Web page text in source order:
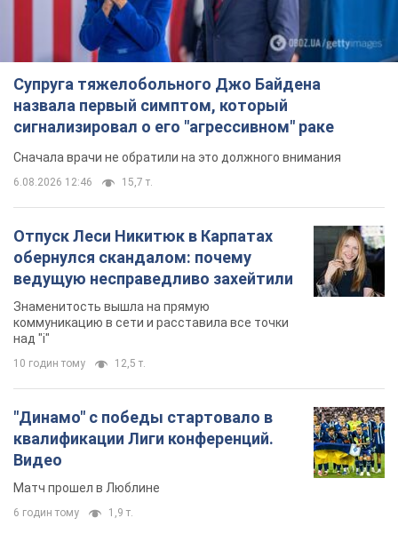
Супруга тяжелобольного Джо Байдена
назвала первый симптом, который
сигнализировал о его "агрессивном" раке
Сначала врачи не обратили на это должного внимания
6.08.2026 12:46 15,7 т.
Отпуск Леси Никитюк в Карпатах
обернулся скандалом: почему
ведущую несправедливо захейтили
Знаменитость вышла на прямую
коммуникацию в сети и расставила все точки
над "i"
10 годин тому 12,5 т.
"Динамо" с победы стартовало в
квалификации Лиги конференций.
Видео
Матч прошел в Люблине
6 годин тому 1,9 т.